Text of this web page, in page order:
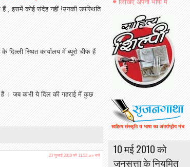
हैं , इसमें कोई संदेह नहीं !उनकी उपस्थिति
दिल्ली स्थित कार्यालय में ब्यूरो चीफ हैं
हैं । जब कभी ये दिल की गहराई में कुछ
23 जुलाई 2010 को 11:52 am बजे
लिखिए अपनी भाषा में
10 मई 2010 को
जनसत्ता के नियमित